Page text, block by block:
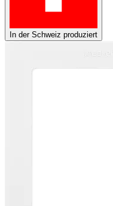
In der Schweiz produziert